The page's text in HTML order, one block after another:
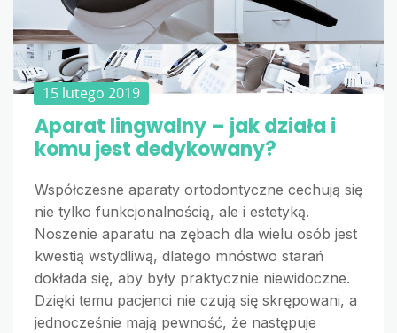
15 lutego 2019
Aparat lingwalny – jak działa i
komu jest dedykowany?
Współczesne aparaty ortodontyczne cechują się
nie tylko funkcjonalnością, ale i estetyką.
Noszenie aparatu na zębach dla wielu osób jest
kwestią wstydliwą, dlatego mnóstwo starań
dokłada się, aby były praktycznie niewidoczne.
Dzięki temu pacjenci nie czują się skrępowani, a
jednocześnie mają pewność, że następuje